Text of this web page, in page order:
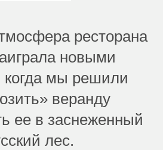
ресторана
новыми
когда мы решили
веранду
ее в заснеженный
лес.